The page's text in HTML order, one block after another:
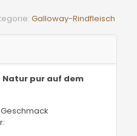
Galloway-Rindfleisch
Natur pur auf dem